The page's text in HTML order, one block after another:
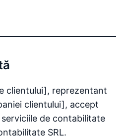
clientului], reprezentant
clientului], accept
de contabilitate
SRL.